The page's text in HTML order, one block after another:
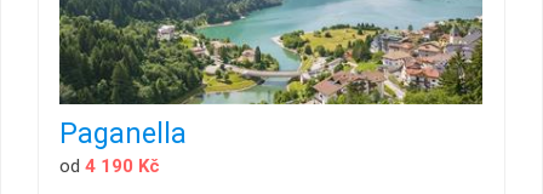
Paganella
od 4 190 Kč